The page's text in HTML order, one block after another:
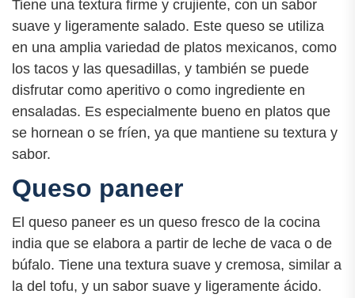
Tiene una textura firme y crujiente, con un sabor
suave y ligeramente salado. Este queso se utiliza
en una amplia variedad de platos mexicanos, como
los tacos y las quesadillas, y también se puede
disfrutar como aperitivo o como ingrediente en
ensaladas. Es especialmente bueno en platos que
se hornean o se fríen, ya que mantiene su textura y
sabor.
Queso paneer
El queso paneer es un queso fresco de la cocina
india que se elabora a partir de leche de vaca o de
búfalo. Tiene una textura suave y cremosa, similar a
la del tofu, y un sabor suave y ligeramente ácido.